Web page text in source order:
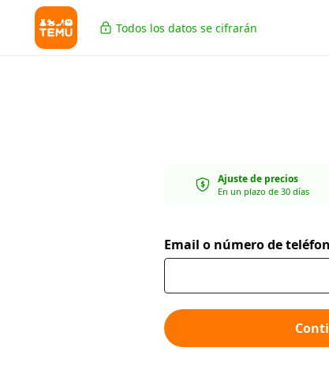
Todos los datos se cifrarán
Ajuste de precios
En un plazo de 30 días
Email o número de